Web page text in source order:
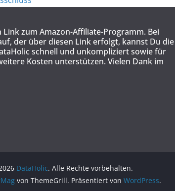
Link zum Amazon-Affiliate-Programm. Bei
der über diesen Link erfolgt, kannst Du die
schnell und unkompliziert sowie für
Kosten unterstützen. Vielen Dank im
DataHolic. Alle Rechte vorbehalten.
von ThemeGrill. Präsentiert von WordPress.